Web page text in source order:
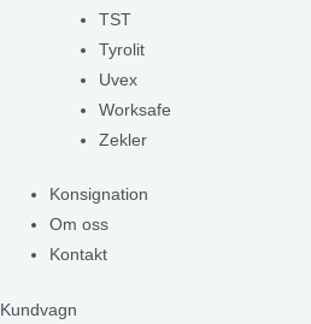
TST
Tyrolit
Uvex
Worksafe
Zekler
Konsignation
Om oss
Kontakt
Kundvagn